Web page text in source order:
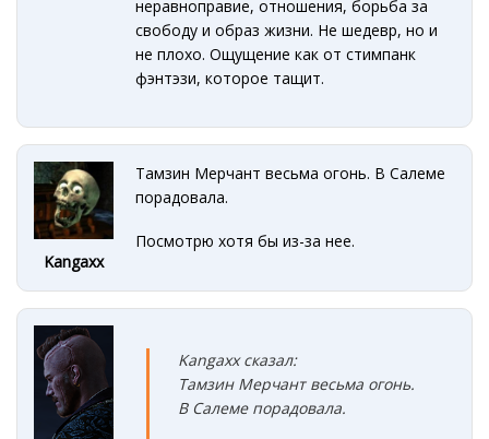
неравноправие, отношения, борьба за
свободу и образ жизни. Не шедевр, но и
не плохо. Ощущение как от стимпанк
фэнтэзи, которое тащит.
Kangaxx
Тамзин Мерчант весьма огонь. В Салеме
порадовала.
Посмотрю хотя бы из-за нее.
Kangaxx сказал:
Тамзин Мерчантвесьма огонь.
В Салеме порадовала.